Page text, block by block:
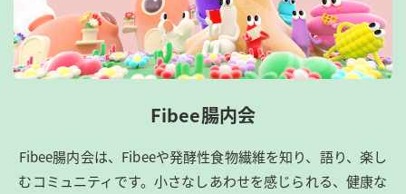
Fibee腸内会
Fibee腸内会は、​Fibeeや発酵性食物繊維を知り、語り、楽し
むコミュニティです。​小さなしあわせを感じられる、健康な